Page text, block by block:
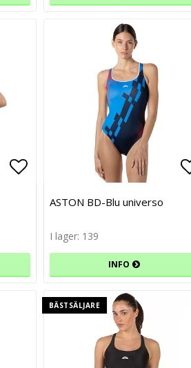
Lägg till i favoritlistan
Lägg till i favoritlistan
ASTON BD-Blu universo
I lager: 139
INFO
BÄSTSÄLJARE